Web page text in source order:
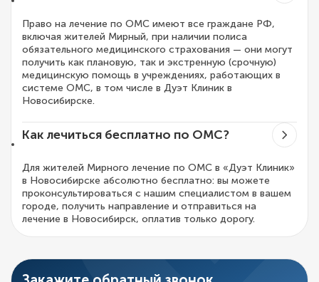
Право на лечение по ОМС имеют все граждане РФ,
включая жителей Мирный, при наличии полиса
обязательного медицинского страхования — они могут
получить как плановую, так и экстренную (срочную)
медицинскую помощь в учреждениях, работающих в
системе ОМС, в том числе в Дуэт Клиник в
Новосибирске.
Как лечиться бесплатно по ОМС?
Для жителей Мирного лечение по ОМС в «Дуэт Клиник»
в Новосибирске абсолютно бесплатно: вы можете
проконсультироваться с нашим специалистом в вашем
городе, получить направление и отправиться на
лечение в Новосибирск, оплатив только дорогу.